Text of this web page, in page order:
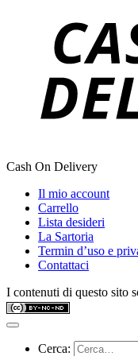
Cash On Delivery
Il mio account
Carrello
Lista desideri
La Sartoria
Termin d’uso e
Contattaci
I contenuti di questo sito
Cerca: